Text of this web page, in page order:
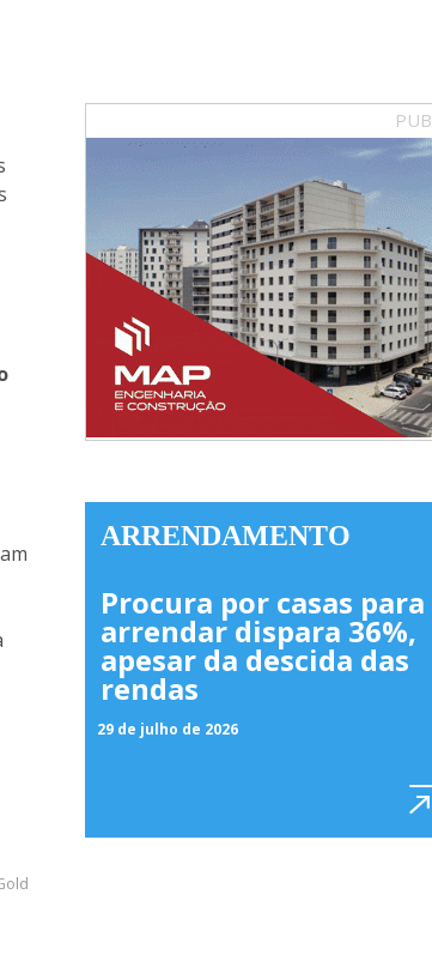
PUB
ARRENDAMENTO
Procura por casas para
arrendar dispara 36%,
apesar da descida das
rendas
29 de julho de 2026